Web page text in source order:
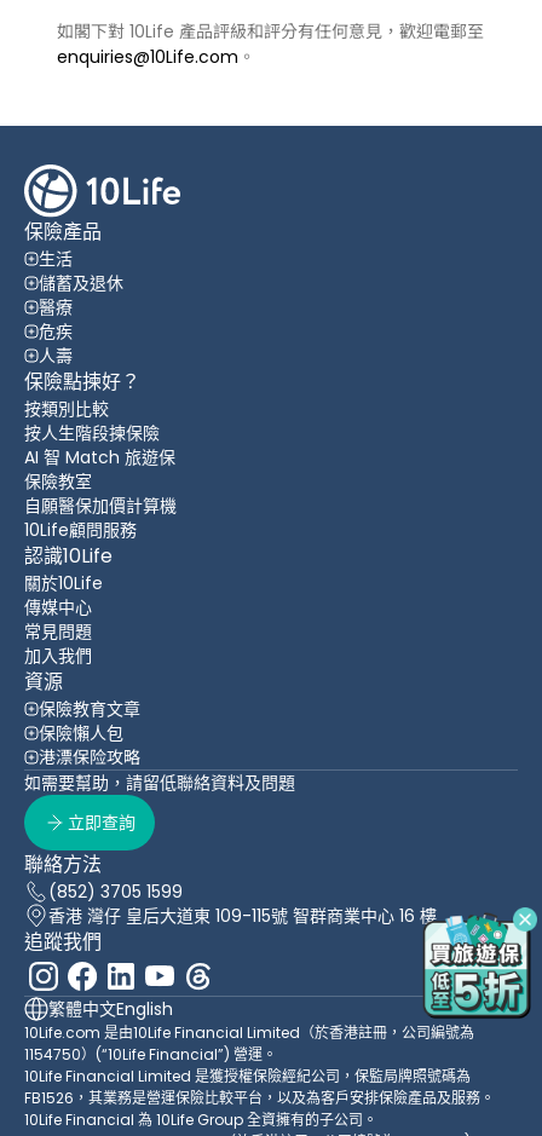
如閣下對 10Life 產品評級和評分有任何意見，歡迎電郵至
enquiries@10Life.com 。
保險產品
生活
儲蓄及退休
醫療
危疾
人壽
保險點揀好？
按類別比較
按人生階段揀保險
AI 智 Match 旅遊保
保險教室
自願醫保加價計算機
10Life顧問服務
認識10Life
關於10Life
傳媒中心
常見問題
加入我們
資源
保險教育文章
保險懶人包
港漂保险攻略
如需要幫助，請留低聯絡資料及問題
立即查詢
聯絡方法
(852) 3705 1599
香港 灣仔 皇后大道東 109-115號 智群商業中心 16 樓
追蹤我們
繁體中文English
10Life.com 是由10Life Financial Limited（於香港註冊，公司編號為
1154750）(“10Life Financial”) 營運。
10Life Financial Limited 是獲授權保險經紀公司，保監局牌照號碼為
FB1526，其業務是營運保險比較平台，以及為客戶安排保險產品及服務。
10Life Financial 為 10Life Group 全資擁有的子公司。